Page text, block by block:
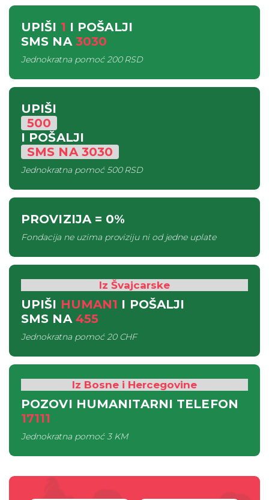
UPIŠI 1 I POŠALJI
SMS NA 3030
Jednokratna pomoć200 RSD
UPIŠI
500
I POŠALJI
SMS NA3030
Jednokratna pomoć500 RSD
PROVIZIJA= 0%
Fondacija ne uzima proviziju ni od jedne uplate
Iz Švajcarske
UPIŠI HUMAN1 I POŠALJI
SMS NA 455
Jednokratna pomoć20 CHF
Iz Bosne i Hercegovine
POZOVI HUMANITARNI TELEFON
17111
Jednokratna pomoć3 KM